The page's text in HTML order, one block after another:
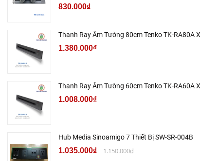
830.000₫
Thanh Ray Âm Tường 80cm Tenko TK-RA80A X
1.380.000₫
Thanh Ray Âm Tường 60cm Tenko TK-RA60A X
1.008.000₫
Hub Media Sinoamigo 7 Thiết Bị SW-SR-004B
1.035.000₫ 1.150.000₫